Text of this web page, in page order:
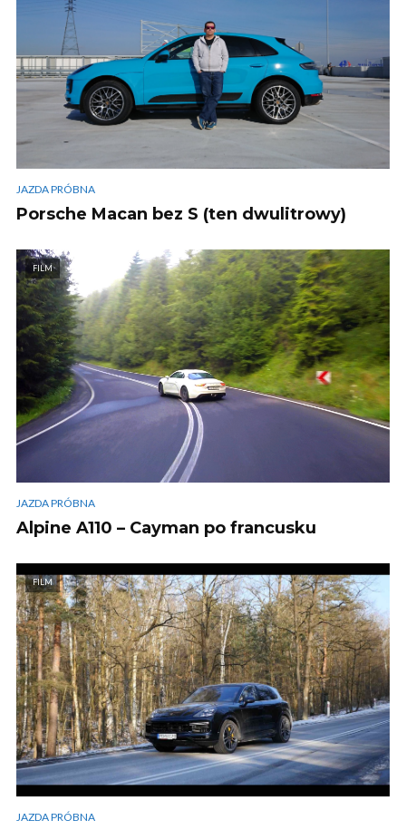
JAZDA PRÓBNA
Porsche Macan bez S (ten dwulitrowy)
FILM
JAZDA PRÓBNA
Alpine A110 – Cayman po francusku
FILM
JAZDA PRÓBNA